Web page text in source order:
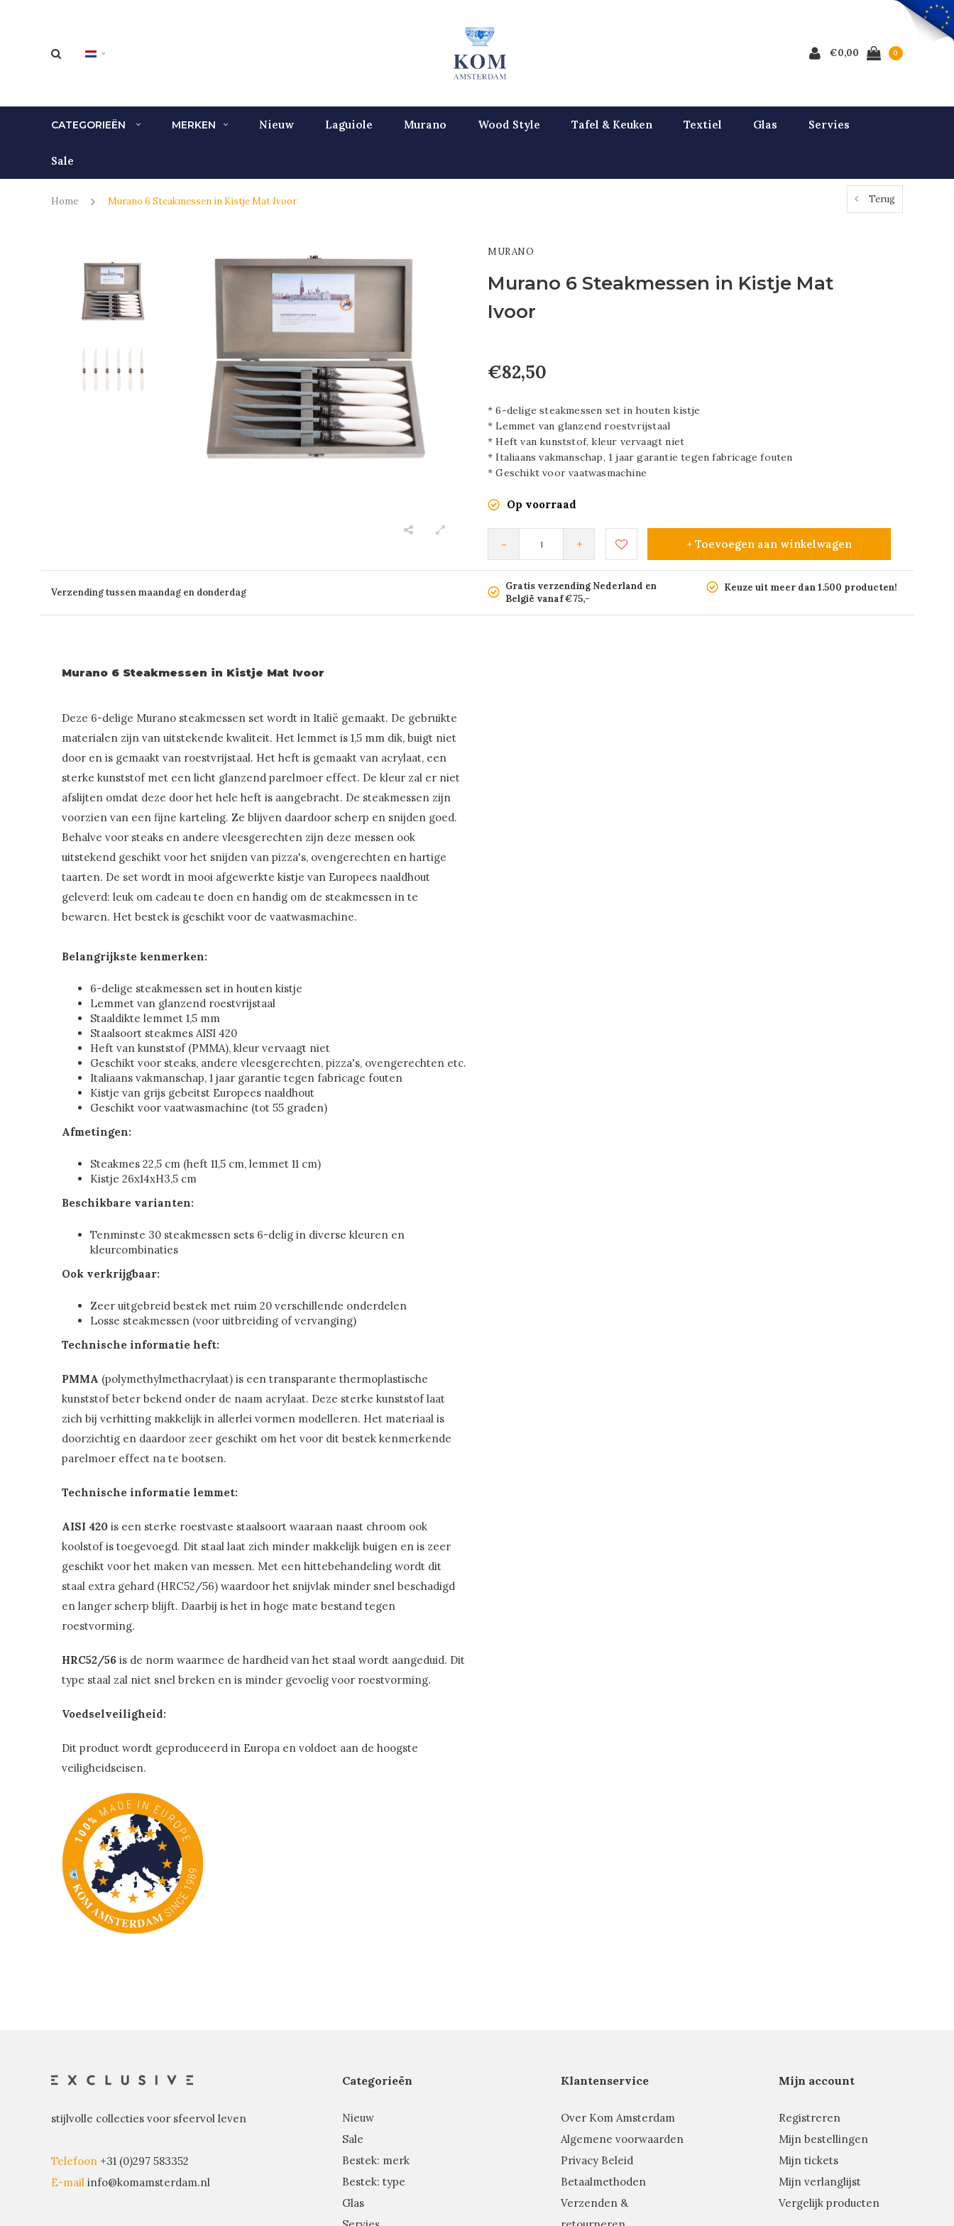
€0,00 0
CATEGORIEËN MERKEN Nieuw Laguiole Murano Wood Style Tafel & Keuken Textiel Glas Servies
Sale
Home Murano 6 Steakmessen in Kistje Mat Ivoor Terug
MURANO
Murano 6 Steakmessen in Kistje Mat
Ivoor
€82,50
* 6-delige steakmessen set in houten kistje
* Lemmet van glanzend roestvrijstaal
* Heft van kunststof, kleur vervaagt niet
* Italiaans vakmanschap, 1 jaar garantie tegen fabricage fouten
* Geschikt voor vaatwasmachine
Op voorraad
- + + Toevoegen aan winkelwagen
Verzending tussen maandag en donderdag
Gratis verzending Nederland en
België vanaf €75,-
Keuze uit meer dan 1.500 producten!
Murano 6 Steakmessen in Kistje Mat Ivoor
Deze 6-delige Murano steakmessen set wordt in Italië gemaakt. De gebruikte
materialen zijn van uitstekende kwaliteit. Het lemmet is 1,5 mm dik, buigt niet
door en is gemaakt van roestvrijstaal. Het heft is gemaakt van acrylaat, een
sterke kunststof met een licht glanzend parelmoer effect. De kleur zal er niet
afslijten omdat deze door het hele heft is aangebracht. De steakmessen zijn
voorzien van een fijne karteling. Ze blijven daardoor scherp en snijden goed.
Behalve voor steaks en andere vleesgerechten zijn deze messen ook
uitstekend geschikt voor het snijden van pizza's, ovengerechten en hartige
taarten. De set wordt in mooi afgewerkte kistje van Europees naaldhout
geleverd: leuk om cadeau te doen en handig om de steakmessen in te
bewaren. Het bestek is geschikt voor de vaatwasmachine.
Belangrijkste kenmerken:
6-delige steakmessen set in houten kistje
Lemmet van glanzend roestvrijstaal
Staaldikte lemmet 1,5 mm
Staalsoort steakmes AISI 420
Heft van kunststof (PMMA), kleur vervaagt niet
Geschikt voor steaks, andere vleesgerechten, pizza's, ovengerechten etc.
Italiaans vakmanschap, 1 jaar garantie tegen fabricage fouten
Kistje van grijs gebeitst Europees naaldhout
Geschikt voor vaatwasmachine (tot 55 graden)
Afmetingen:
Steakmes 22,5 cm (heft 11,5 cm, lemmet 11 cm)
Kistje 26x14xH3,5 cm
Beschikbare varianten:
Tenminste 30 steakmessen sets 6-delig in diverse kleuren en
kleurcombinaties
Ook verkrijgbaar:
Zeer uitgebreid bestek met ruim 20 verschillende onderdelen
Losse steakmessen (voor uitbreiding of vervanging)
Technische informatie heft:
PMMA (polymethylmethacrylaat) is een transparante thermoplastische
kunststof beter bekend onder de naam acrylaat. Deze sterke kunststof laat
zich bij verhitting makkelijk in allerlei vormen modelleren. Het materiaal is
doorzichtig en daardoor zeer geschikt om het voor dit bestek kenmerkende
parelmoer effect na te bootsen.
Technische informatie lemmet:
AISI 420 is een sterke roestvaste staalsoort waaraan naast chroom ook
koolstof is toegevoegd. Dit staal laat zich minder makkelijk buigen en is zeer
geschikt voor het maken van messen. Met een hittebehandeling wordt dit
staal extra gehard (HRC52/56) waardoor het snijvlak minder snel beschadigd
en langer scherp blijft. Daarbij is het in hoge mate bestand tegen
roestvorming.
HRC52/56 is de norm waarmee de hardheid van het staal wordt aangeduid. Dit
type staal zal niet snel breken en is minder gevoelig voor roestvorming.
Voedselveiligheid:
Dit product wordt geproduceerd in Europa en voldoet aan de hoogste
veiligheidseisen.
stijlvolle collecties voor sfeervol leven
Telefoon +31 (0)297 583352
E-mail info@komamsterdam.nl
Categorieën
Nieuw
Sale
Bestek: merk
Bestek: type
Glas
Klantenservice
Over Kom Amsterdam
Algemene voorwaarden
Privacy Beleid
Betaalmethoden
Verzenden &
Mijn account
Registreren
Mijn bestellingen
Mijn tickets
Mijn verlanglijst
Vergelijk producten